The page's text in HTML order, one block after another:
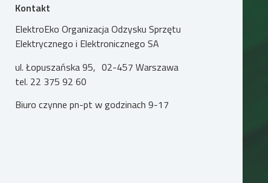
Kontakt
ElektroEko Organizacja Odzysku Sprzętu
Elektrycznego i Elektronicznego SA
ul. Łopuszańska 95, 02-457 Warszawa
tel. 22 375 92 60
Biuro czynne pn-pt w godzinach 9-17